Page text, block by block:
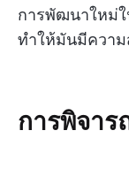
การพัฒนาใหม่
ทำให้มันมีควา
การพิจา